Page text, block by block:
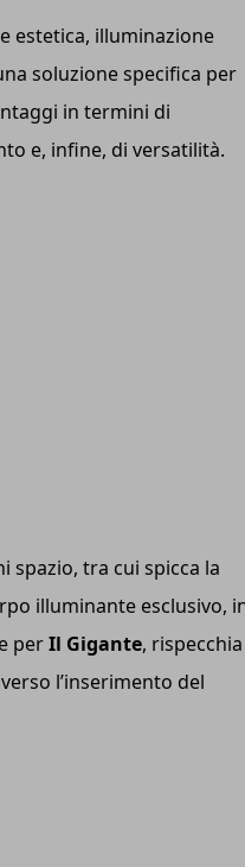
estetica, illuminazione
soluzione specifica per
in termini di
e, infine, di versatilità.
spazio, tra cui spicca la
illuminante esclusivo,
perIl Gigante, rispecchia
l’inserimento del